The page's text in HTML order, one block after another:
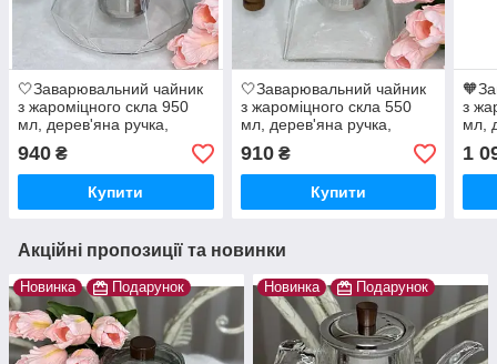
🤍Заварювальний чайник
з жароміцного скла 950
мл, дерев'яна ручка,
ситечко, Прозорий
940 ₴
Купити
🤍Заварювальний чайник
з жароміцного скла 550
мл, дерев'яна ручка,
ситечко, Прозорий
910₴
Купити
з
мл,
1
Акційні пропозиції та новинки
Новинка Подарунок Новинка Подарунок